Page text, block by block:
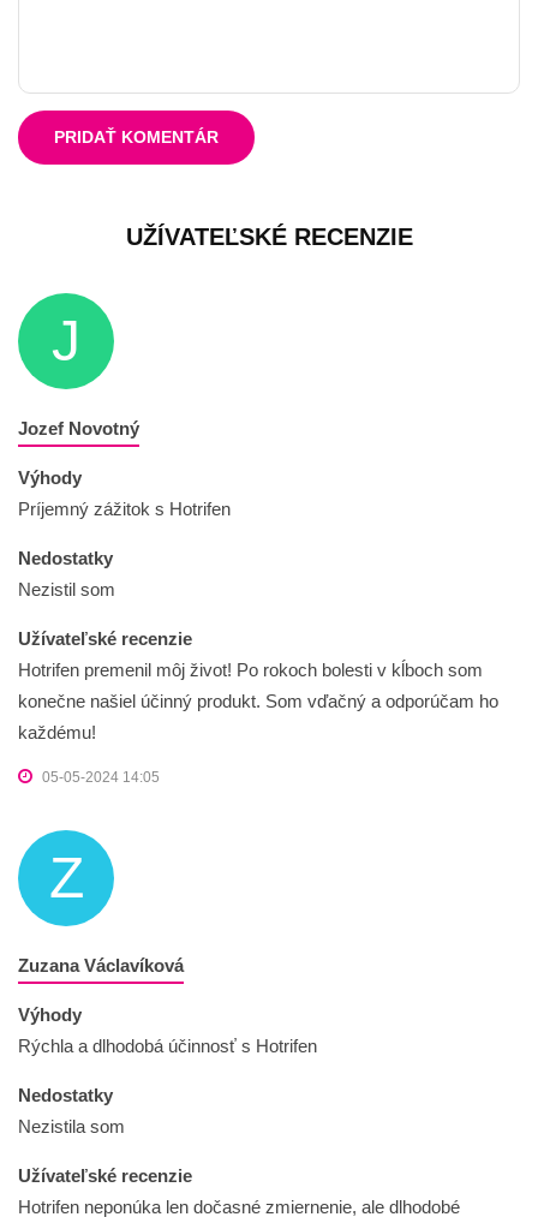
PRIDAŤ KOMENTÁR
UŽÍVATEĽSKÉ RECENZIE
J
Jozef Novotný
Výhody
Príjemný zážitok s Hotrifen
Nedostatky
Nezistil som
Užívateľské recenzie
Hotrifen premenil môj život! Po rokoch bolesti v kĺboch som
konečne našiel účinný produkt. Som vďačný a odporúčam ho
každému!
05-05-2024 14:05
Z
Zuzana Václavíková
Výhody
Rýchla a dlhodobá účinnosť s Hotrifen
Nedostatky
Nezistila som
Užívateľské recenzie
Hotrifen neponúka len dočasné zmiernenie, ale dlhodobé